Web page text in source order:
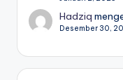
Hadziq
Desember 30,